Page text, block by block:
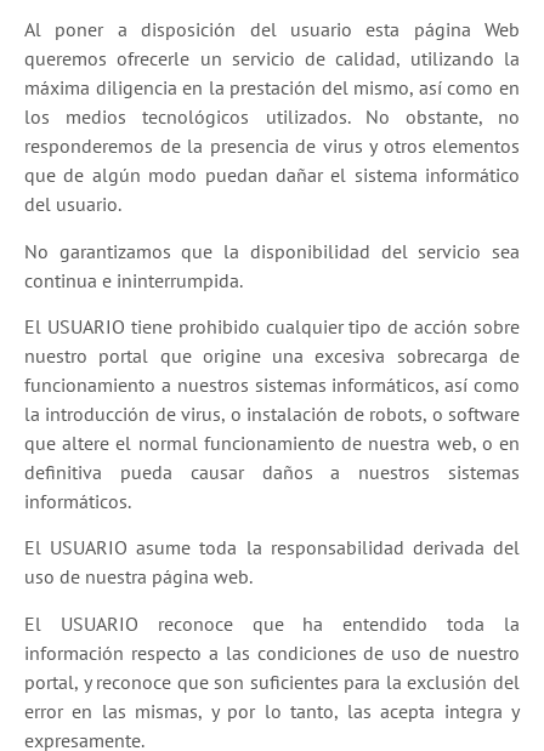
Al poner a disposición del usuario esta página Web
queremos ofrecerle un servicio de calidad, utilizando la
máxima diligencia en la prestación del mismo, así como en
los medios tecnológicos utilizados. No obstante, no
responderemos de la presencia de virus y otros elementos
que de algún modo puedan dañar el sistema informático
del usuario.
No garantizamos que la disponibilidad del servicio sea
continua e ininterrumpida.
El USUARIO tiene prohibido cualquier tipo de acción sobre
nuestro portal que origine una excesiva sobrecarga de
funcionamiento a nuestros sistemas informáticos, así como
la introducción de virus, o instalación de robots, o software
que altere el normal funcionamiento de nuestra web, o en
definitiva pueda causar daños a nuestros sistemas
informáticos.
El USUARIO asume toda la responsabilidad derivada del
uso de nuestra página web.
El USUARIO reconoce que ha entendido toda la
información respecto a las condiciones de uso de nuestro
portal, y reconoce que son suficientes para la exclusión del
error en las mismas, y por lo tanto, las acepta integra y
expresamente.